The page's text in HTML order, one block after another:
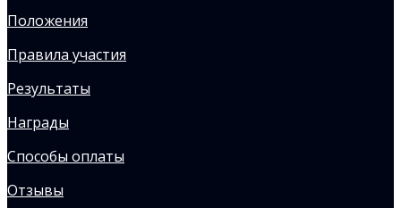
Положения
Правила участия
Результаты
Награды
Способы оплаты
Отзывы